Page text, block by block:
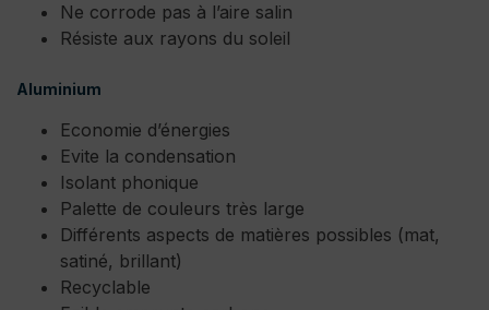
Ne corrode pas à l’aire salin
Résiste aux rayons du soleil
Aluminium
Economie d’énergies
Evite la condensation
Isolant phonique
Palette de couleurs très large
Différents aspects de matières possibles (mat,
satiné, brillant)
Recyclable